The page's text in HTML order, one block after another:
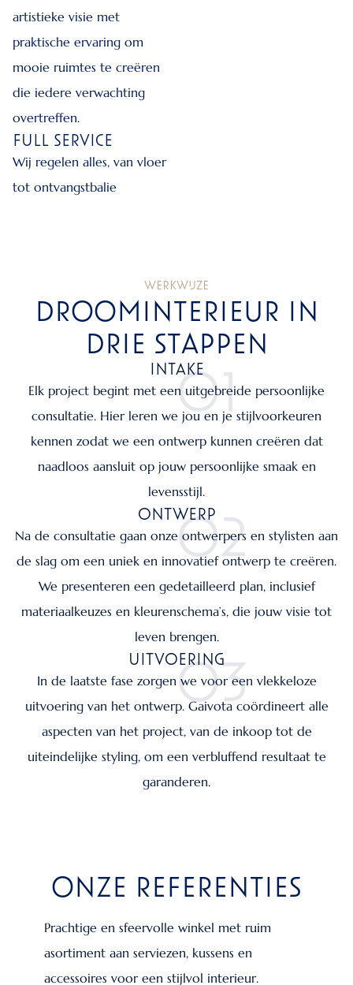
artistieke visie met
praktische ervaring om
mooie ruimtes te creëren
die iedere verwachting
overtreffen.
FULL SERVICE
Wij regelen alles, van vloer
tot ontvangstbalie
WERKWIJZE
DROOMINTERIEUR IN
DRIE STAPPEN
INTAKE
Elk project begint met een uitgebreide persoonlijke
consultatie. Hier leren we jou en je stijlvoorkeuren
kennen zodat we een ontwerp kunnen creëren dat
naadloos aansluit op jouw persoonlijke smaak en
levensstijl.
01
ONTWERP
02
Na de consultatie gaan onze ontwerpers en stylisten aan
de slag om een uniek en innovatief ontwerp te creëren.
We presenteren een gedetailleerd plan, inclusief
materiaalkeuzes en kleurenschema’s, die jouw visie tot
leven brengen.
UITVOERING
03
In de laatste fase zorgen we voor een vlekkeloze
uitvoering van het ontwerp. Gaivota coördineert alle
aspecten van het project, van de inkoop tot de
uiteindelijke styling, om een verbluffend resultaat te
garanderen.
ONZE REFERENTIES
Prachtige en sfeervolle winkel met ruim
asortiment aan serviezen, kussens en
accessoires voor een stijlvol interieur.